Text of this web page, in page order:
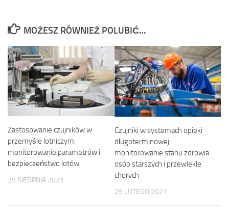
MOŻESZ RÓWNIEŻ POLUBIĆ…
Zastosowanie czujników w
przemyśle lotniczym:
monitorowanie parametrów i
bezpieczeństwo lotów
29 SIERPNIA 2021
Czujniki w systemach opieki
długoterminowej:
monitorowanie stanu zdrowia
osób starszych i przewlekle
chorych
25 LUTEGO 2021